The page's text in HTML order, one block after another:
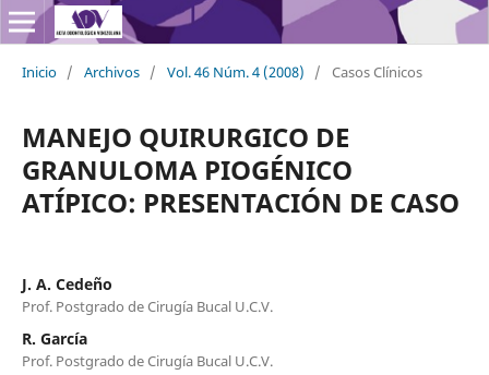
Inicio / Archivos / Vol. 46 Núm. 4 (2008) / Casos Clínicos
MANEJO QUIRURGICO DE
GRANULOMA PIOGÉNICO
ATÍPICO: PRESENTACIÓN DE CASO
J. A. Cedeño
Prof. Postgrado de Cirugía Bucal U.C.V.
R. García
Prof. Postgrado de Cirugía Bucal U.C.V.